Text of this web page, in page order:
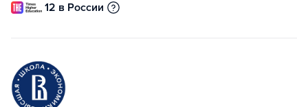
12 в России